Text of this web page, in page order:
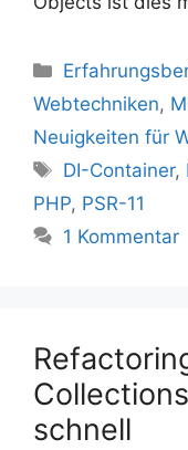
Kategorien
Webtechniken,
Neuigkeiten für
Schlagwörter
DI-Container,
PHP, PSR-11
1 Kommentar
schnell